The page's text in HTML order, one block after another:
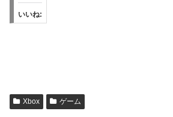
いいね:
Xbox ゲーム